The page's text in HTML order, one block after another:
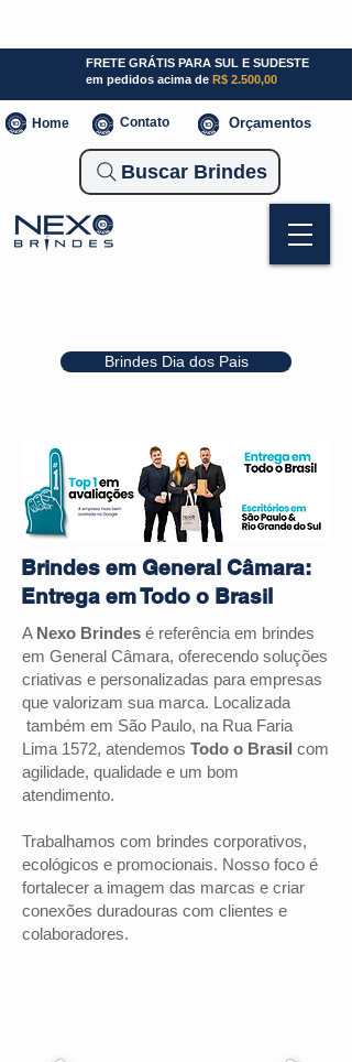
Brindes Dia dos Pais
FRETE GRÁTIS PARA SUL E SUDESTE
em pedidos acima de R$ 2.500,00
Home Contato Orçamentos
Buscar Brindes
Brindes em General Câmara:
Entrega em Todo o Brasil
A Nexo Brindes é referência em brindes
em General Câmara, oferecendo soluções
criativas e personalizadas para empresas
que valorizam sua marca. Localizada
também em São Paulo, na Rua Faria
Lima 1572, atendemos Todo o Brasil com
agilidade, qualidade e um bom
atendimento.
Trabalhamos com brindes corporativos,
ecológicos e promocionais. Nosso foco é
fortalecer a imagem das marcas e criar
conexões duradouras com clientes e
colaboradores.